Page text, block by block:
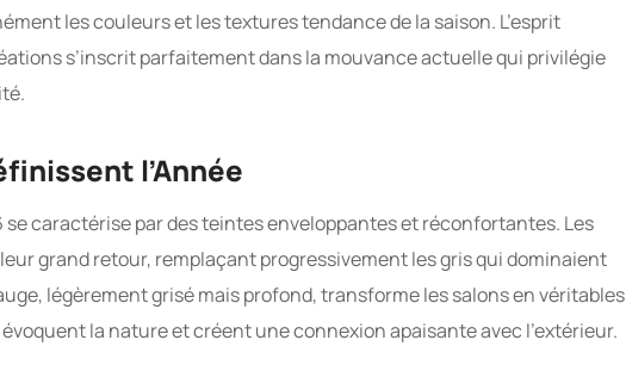
les couleurs et les textures tendance de la saison. L’esprit
s’inscrit parfaitement dans la mouvance actuelle qui privilégie
l’Année
caractérise par des teintes enveloppantes et réconfortantes. Les
grand retour, remplaçant progressivement les gris qui dominaient
légèrement grisé mais profond, transforme les salons en véritables
la nature et créent une connexion apaisante avec l’extérieur.